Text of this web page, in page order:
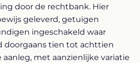
door de rechtbank. Hier
geleverd, getuigen
ingeschakeld waar
doorgaans tien tot achttien
met aanzienlijke variatie